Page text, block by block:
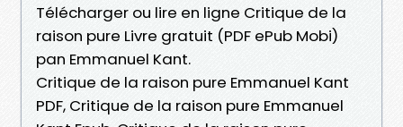
Télécharger ou lire en ligne Critique de la
raison pure Livre gratuit (PDF ePub Mobi)
pan Emmanuel Kant.
Critique de la raison pure Emmanuel Kant
PDF, Critique de la raison pure Emmanuel